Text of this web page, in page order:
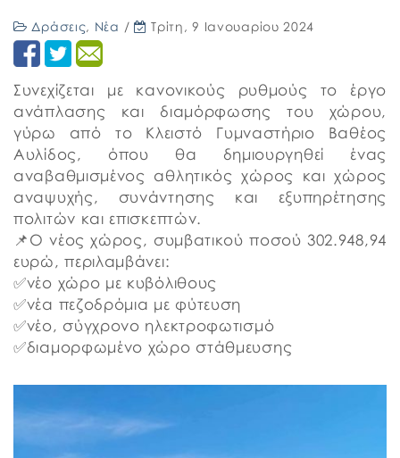
Δράσεις, Νέα / Τρίτη, 9 Ιανουαρίου 2024
Συνεχίζεται με κανονικούς ρυθμούς το έργο
ανάπλασης και διαμόρφωσης του χώρου,
γύρω από το Κλειστό Γυμναστήριο Βαθέος
Αυλίδος, όπου θα δημιουργηθεί ένας
αναβαθμισμένος αθλητικός χώρος και χώρος
αναψυχής, συνάντησης και εξυπηρέτησης
πολιτών και επισκεπτών.
📌Ο νέος χώρος, συμβατικού ποσού 302.948,94
ευρώ, περιλαμβάνει:
✅νέο χώρο με κυβόλιθους
✅νέα πεζοδρόμια με φύτευση
✅νέο, σύγχρονο ηλεκτροφωτισμό
✅διαμορφωμένο χώρο στάθμευσης